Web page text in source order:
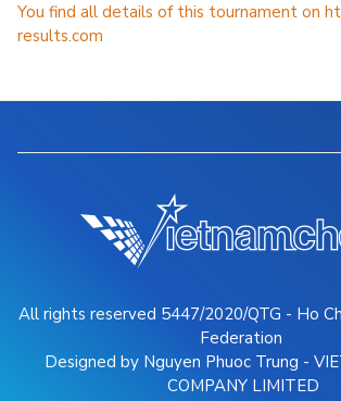
You find all details of this tournament on
results.com
All rights reserved 5447/2020/QTG - Ho
Federation
Designed by Nguyen Phuoc Trung -
COMPANY LIMITED